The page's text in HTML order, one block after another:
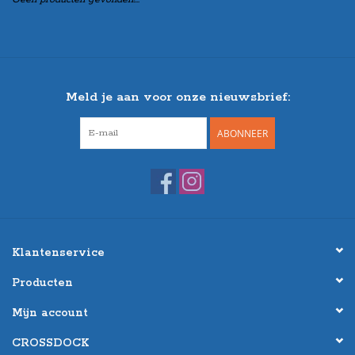
Meld je aan voor onze nieuwsbrief:
ABONNEER
Klantenservice
Producten
Mijn account
CROSSDOCK